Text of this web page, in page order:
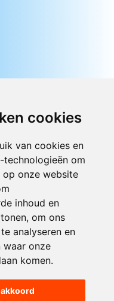
cookies
van cookies en
om
onze website
inhoud en
om ons
analyseren en
onze
komen.